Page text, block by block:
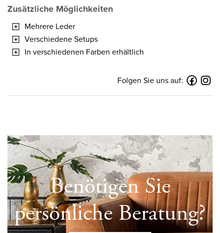
Zusätzliche Möglichkeiten
Mehrere Leder
Verschiedene Setups
In verschiedenen Farben erhältlich
Folgen Sie uns auf:
Benötigen Sie
persönliche Beratung?